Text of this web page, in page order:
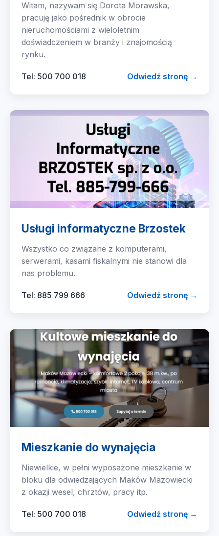
Witam, nazywam się Dorota Morawska,
pracuję jako pośrednik w obrocie
nieruchomościami z wieloletnim
doświadczeniem w branży i znajomością
rynku.
Tel: 500 700 018 Odwiedź stronę →
Usługi informatyczne Brzostek
Wszystko co związane z komputerami,
serwerami, kasami fiskalnymi nie stanowi dla
nas problemu.
Tel: 885 799 666 Odwiedź stronę →
Mieszkanie do wynajęcia
Niewielkie, w pełni wyposażone mieszkanie w
bloku dla odwiedzających Maków Mazowiecki
z okazji wesel, chrztów, pracy itp.
Tel: 500 700 018 Odwiedź stronę →